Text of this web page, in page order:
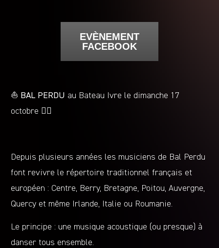
EVÈNEMENT
FACEBOOK
⛵️ BAL PERDU au Bateau Ivre le dimanche 17
octobre 🏴‍☠️
Depuis plusieurs années les musiciens de Bal Perdu
font revivre le répertoire traditionnel français et
européen : Centre, Berry, Bretagne, Poitou, Auvergne,
Quercy et même Irlande, Italie ou Roumanie.
Le principe : une musique acoustique (ou presque) à
danser tous ensemble.